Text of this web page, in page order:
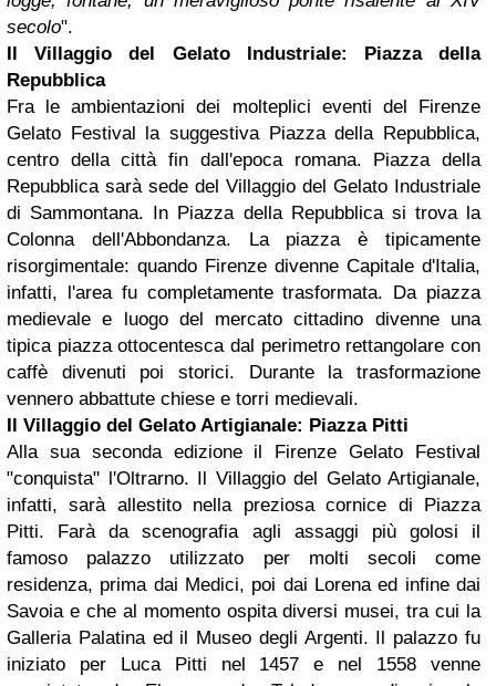
secolo".
Il Villaggio del Gelato Industriale: Piazza della
Repubblica
Fra le ambientazioni dei molteplici eventi del Firenze
Gelato Festival la suggestiva Piazza della Repubblica,
centro della città fin dall'epoca romana. Piazza della
Repubblica sarà sede del Villaggio del Gelato Industriale
di Sammontana. In Piazza della Repubblica si trova la
Colonna dell'Abbondanza. La piazza è tipicamente
risorgimentale: quando Firenze divenne Capitale d'Italia,
infatti, l'area fu completamente trasformata. Da piazza
medievale e luogo del mercato cittadino divenne una
tipica piazza ottocentesca dal perimetro rettangolare con
caffè divenuti poi storici. Durante la trasformazione
vennero abbattute chiese e torri medievali.
Il Villaggio del Gelato Artigianale: Piazza Pitti
Alla sua seconda edizione il Firenze Gelato Festival
"conquista" l'Oltrarno. Il Villaggio del Gelato Artigianale,
infatti, sarà allestito nella preziosa cornice di Piazza
Pitti. Farà da scenografia agli assaggi più golosi il
famoso palazzo utilizzato per molti secoli come
residenza, prima dai Medici, poi dai Lorena ed infine dai
Savoia e che al momento ospita diversi musei, tra cui la
Galleria Palatina ed il Museo degli Argenti. Il palazzo fu
iniziato per Luca Pitti nel 1457 e nel 1558 venne